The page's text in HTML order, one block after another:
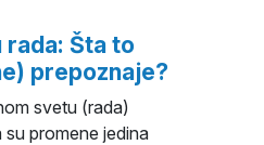
Šta to
prepoznaje?
svetu (rada)
promene jedina